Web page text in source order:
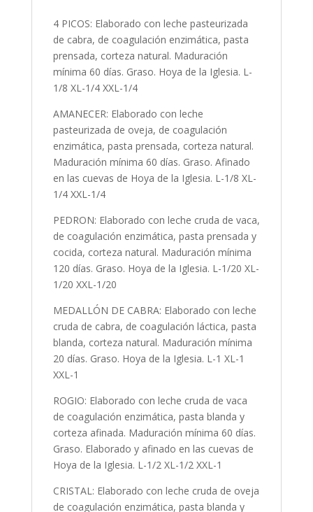
4 PICOS: Elaborado con leche pasteurizada
de cabra, de coagulación enzimática, pasta
prensada, corteza natural. Maduración
mínima 60 días. Graso. Hoya de la Iglesia. L-
1/8 XL-1/4 XXL-1/4
AMANECER: Elaborado con leche
pasteurizada de oveja, de coagulación
enzimática, pasta prensada, corteza natural.
Maduración mínima 60 días. Graso. Afinado
en las cuevas de Hoya de la Iglesia. L-1/8 XL-
1/4 XXL-1/4
PEDRON: Elaborado con leche cruda de vaca,
de coagulación enzimática, pasta prensada y
cocida, corteza natural. Maduración mínima
120 días. Graso. Hoya de la Iglesia. L-1/20 XL-
1/20 XXL-1/20
MEDALLÓN DE CABRA: Elaborado con leche
cruda de cabra, de coagulación láctica, pasta
blanda, corteza natural. Maduración mínima
20 días. Graso. Hoya de la Iglesia. L-1 XL-1
XXL-1
ROGIO: Elaborado con leche cruda de vaca
de coagulación enzimática, pasta blanda y
corteza afinada. Maduración mínima 60 días.
Graso. Elaborado y afinado en las cuevas de
Hoya de la Iglesia. L-1/2 XL-1/2 XXL-1
CRISTAL: Elaborado con leche cruda de oveja
de coagulación enzimática, pasta blanda y